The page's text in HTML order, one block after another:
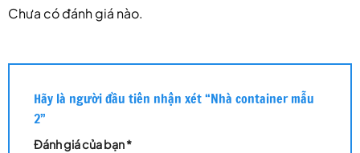
Chưa có đánh giá nào.
Hãy là người đầu tiên nhận xét “Nhà container mẫu
2”
Đánh giá của bạn*